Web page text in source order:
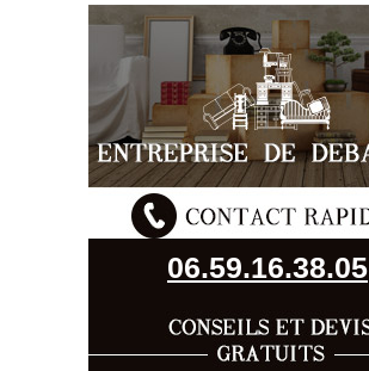
06.59.16.38.05